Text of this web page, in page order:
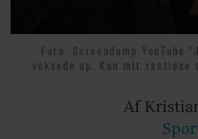
Foto: Screendump YouTube
voksede op. Kun mit rastløse
Af